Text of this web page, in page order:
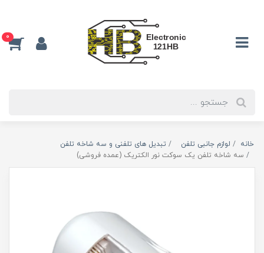
0
خانه لوازم جانبی تلفن
تبدیل های تلفنی و سه شاخه تلفن
سه شاخه تلفن یک سوکت نور الکتریک (عمده فروشی)